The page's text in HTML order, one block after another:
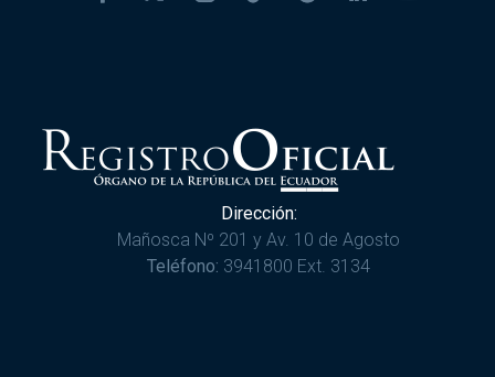
Dirección:
Mañosca Nº 201 y Av. 10 de Agosto
Teléfono: 3941800 Ext. 3134